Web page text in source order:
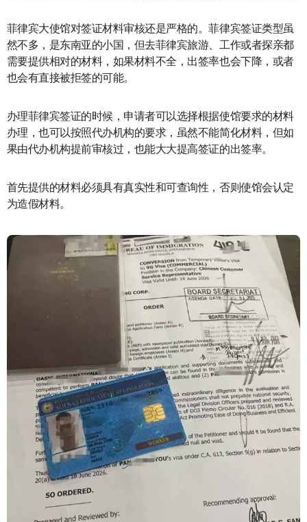
菲律宾大使馆对签证材料审核还是严格的。菲律宾签证类型虽
然不多，是东南亚的小国，但去菲律宾旅游、工作或者探亲都
需要提供相对的材料，如果材料不全，出签率也会下降，或者
也会有直接被拒签的可能。
办理菲律宾签证的时候，申请者可以选择根据使馆要求的材料
办理，也可以按照代办机构的要求，虽然不能简化材料，但如
果由代办机构提前审核过，也能大大提高签证的出签率。
首先提供的材料必须具有真实性和可查询性，否则使馆会认定
为造假材料。